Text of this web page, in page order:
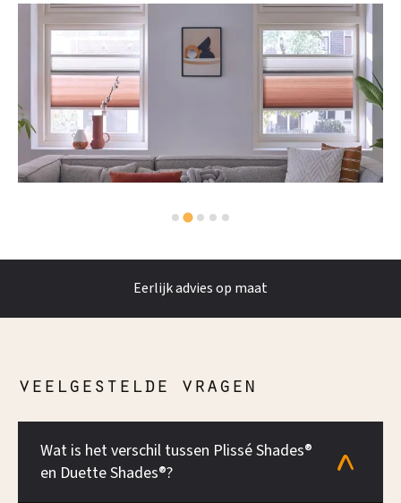
Eerlijk advies op maat
veelgestelde vragen
Wat is het verschil tussen Plissé Shades®
en Duette Shades®?